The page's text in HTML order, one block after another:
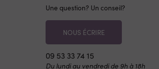
Une question? Un conseil?
NOUS ÉCRIRE
09 53 33 74 15
Du lundi au vendredi de 9h à 18h